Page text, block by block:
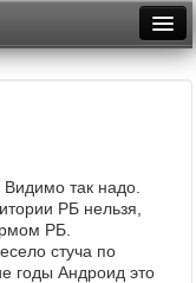
так надо.
РБ нельзя,
РБ.
стуча по
годы Андроид это